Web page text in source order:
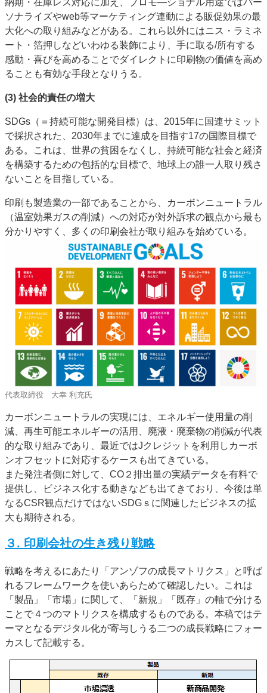
納期・在庫レス対応に加え、プロモ―ショナル用途ではパー
ソナライズやweb等マーケティング連動による販促効果の最
大化への取り組みなどがある。これら以外にはニス・ラミネ
ート・箔押しなどいわゆる装飾により、手に取る/所有する
感動・喜びを高めることでダイレクトに印刷物の価値を高め
ることも有効な手段となりうる。
(3) 社会的責任の増大
SDGs（＝持続可能な開発目標）は、2015年に国連サミット
で採択された、2030年までに達成を目指す17の国際目標で
ある。これは、世界の貧困をなくし、持続可能な社会と経済
を構築するための包括的な目標で、地球上の誰一人取り残さ
ないことを目指している。
印刷も製造業の一部であることから、カーボンニュートラル
（温室効果ガスの削減）への対応が対外訴求の観点から最も
分かりやすく、多くの印刷会社が取り組みを始めている。
代表取締役 大幸 利充氏
カーボンニュートラルの実現には、エネルギー使用量の削
減、再生可能エネルギーの活用、廃液・廃棄物の削減が代表
的な取り組みであり、最近ではJクレジットを利用しカーボ
ンオフセットに対応するケースも出てきている。
また発注者側に対して、CO２排出量の実績データを有料で
提供し、ビジネス化する動きなども出てきており、今後は単
なるCSR観点だけではないSDGｓに関連したビジネスの拡
大も期待される。
３. 印刷会社の生き残り戦略
戦略を考えるにあたり「アンゾフの成長マトリクス」と呼ば
れるフレームワークを使いあらためて確認したい。これは
「製品」「市場」に関して、「新規」「既存」の軸で分ける
ことで４つのマトリクスを構成するものである。本稿ではテ
ーマとなるデジタル化が寄与しうる二つの成長戦略にフォー
カスして記載する。